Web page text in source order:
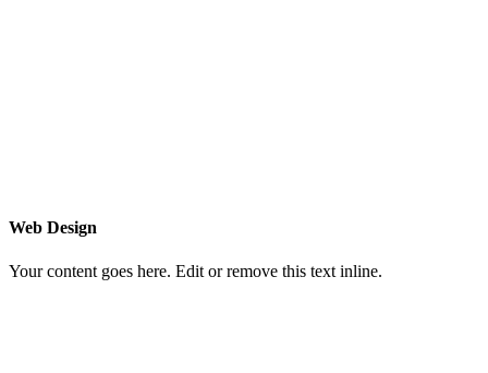
Web Design
Your content goes here. Edit or remove this text inline.